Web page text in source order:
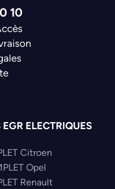
10
ELECTRIQUES
Citroen
Opel
Renault